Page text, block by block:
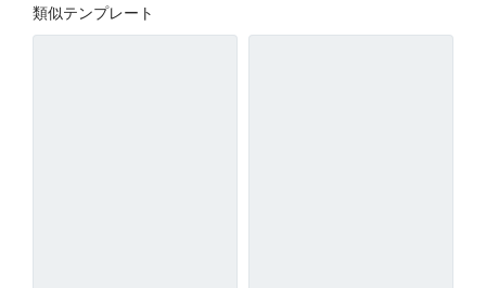
類似テンプレート